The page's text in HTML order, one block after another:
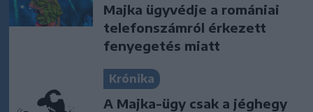
Majka ügyvédje a romániai
telefonszámról érkezett
fenyegetés miatt
Krónika
A Majka-ügy csak a jéghegy